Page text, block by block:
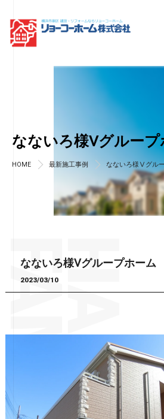
なないろ様Ⅴグループ
HOME 最新施工事例 なないろ様Ⅴグル
なないろ様Ⅴグループホーム
2023/03/10